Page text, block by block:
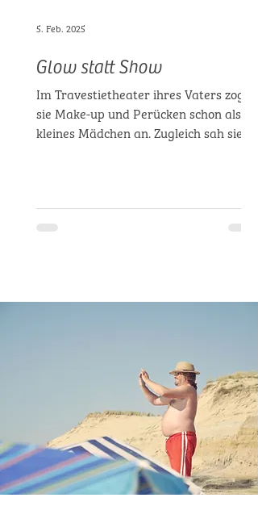
Glow statt Show
Im Travestietheater ihres Vaters zogen
sie Make-up und Perücken schon als
kleines Mädchen an. Zugleich sah sie
5. Feb. 2025